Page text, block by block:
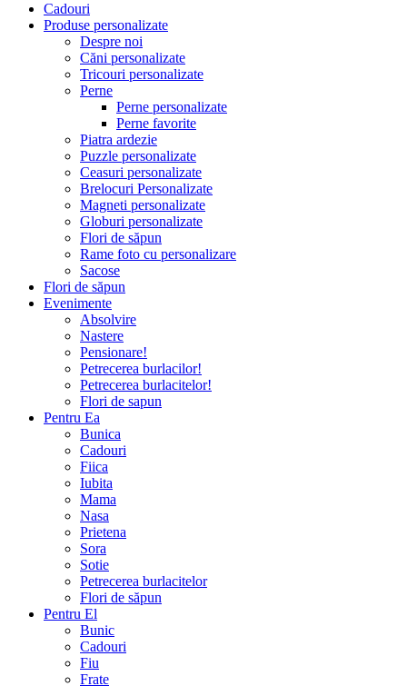
Cadouri
Produse personalizate
Despre noi
Căni personalizate
Tricouri personalizate
Perne
Perne personalizate
Perne favorite
Piatra ardezie
Puzzle personalizate
Ceasuri personalizate
Brelocuri Personalizate
Magneti personalizate
Globuri personalizate
Flori de săpun
Rame foto cu personalizare
Sacose
Flori de săpun
Evenimente
Absolvire
Nastere
Pensionare!
Petrecerea burlacilor!
Petrecerea burlacitelor!
Flori de sapun
Pentru Ea
Bunica
Cadouri
Fiica
Iubita
Mama
Nasa
Prietena
Sora
Sotie
Petrecerea burlacitelor
Flori de săpun
Pentru El
Bunic
Cadouri
Fiu
Frate